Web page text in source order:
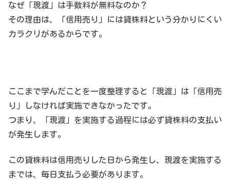
なぜ「現渡」は手数料が無料なのか？
その理由は、「信用売り」には貸株料という分かりにくい
カラクリがあるからです。
ここまで学んだことを一度整理すると「現渡」は「信用売
り」しなければ実施できなかったです。
つまり、「現渡」を実施する過程には必ず貸株料の支払い
が発生します。
この貸株料は信用売りした日から発生し、現渡を実施する
までは、毎日支払う必要があります。